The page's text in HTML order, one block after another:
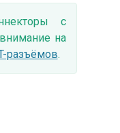
с
на
разъёмов.